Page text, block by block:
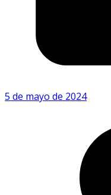
5 de mayo de 2024